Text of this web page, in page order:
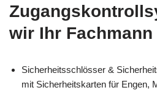
wir Ihr Fachmann
Sicherheitsschlösser &
mit Sicherheitskarten für Engen,